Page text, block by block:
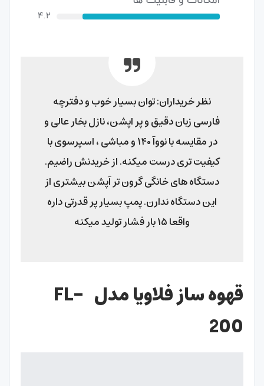
نظر خریداران: توان بسیار خوب و دفترچه
فارسی زبان دقیق و پر اپشن، نازل بخار عالی و
در مقایسه با نووآ ۱۴۰ و مباشی ، اسپرسوی با
کیفیت تری درست میکنه. از خریدنش راضیم.
دستگاه های خانگی گرون تر آپشن بیشتری از
این دستگاه ندارن. پمپ بسیار پر قدرتی داره
واقعا ۱۵ بار فشار تولید میکنه
قهوه ساز فلاویا مدل FL-
200